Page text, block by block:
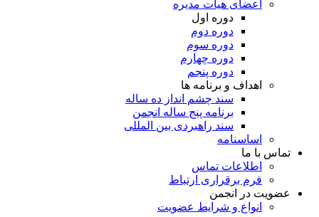
اعضای هیات مدیره
دوره اول
دوره دوم
دوره سوم
دوره چهارم
دوره پنجم
اهداف و برنامه ها
سند چشم انداز ده ساله
برنامه پنج ساله انجمن
سند راهبردی بین المللی
اساسنامه
تماس با ما
اطلاعات تماس
فرم برقراری ارتباط
عضویت در انجمن
انواع و شرایط عضویت